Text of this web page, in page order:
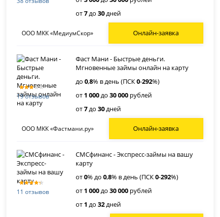
от7до30дней
ООО МКК «МедиумСкор» Онлайн-заявка
19 отзывов
Фаст Мани - Быстрые деньги.
Мгновенные займы онлайн на карту
до0,8% в день (ПСК0-292%)
от 1 000до30 000 рублей
от7до30дней
ООО МКК «Фастмани.ру» Онлайн-заявка
11 отзывов
СМСфинанс - Экспресс-займы на вашу
карту
от0% до0,8% в день (ПСК0-292%)
от 1 000до30 000 рублей
от 1 до32дней